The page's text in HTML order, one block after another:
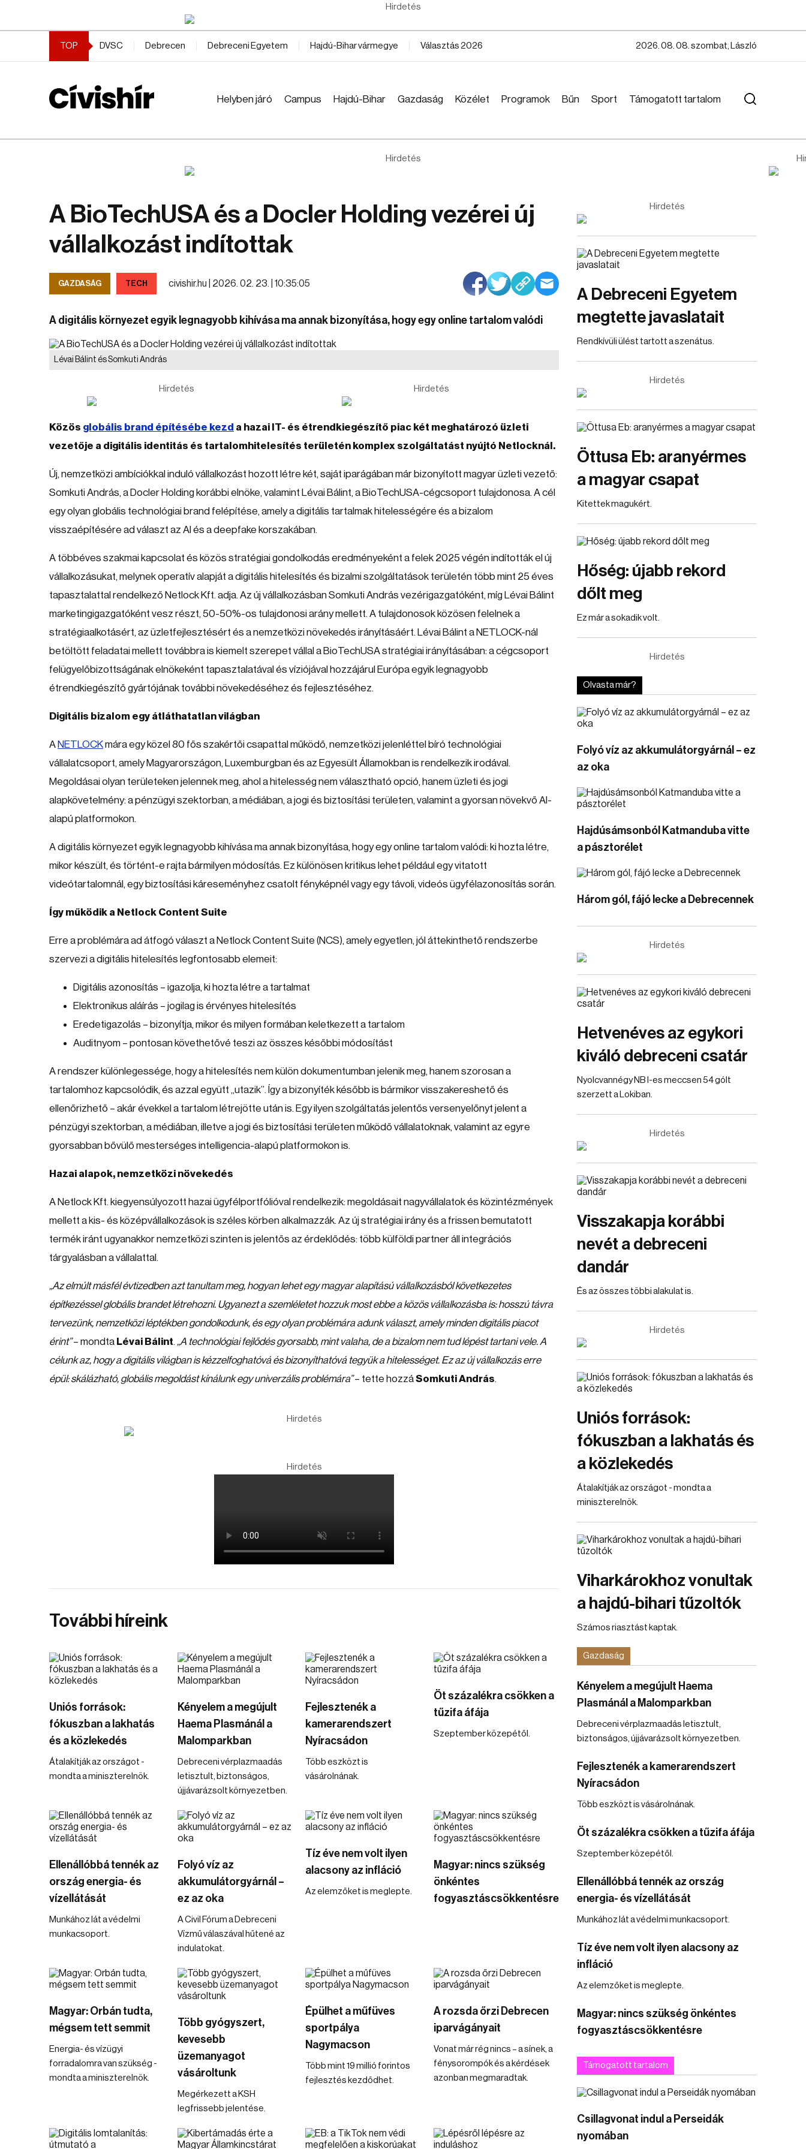
Hirdetés
TOP DVSC Debrecen Debreceni Egyetem Hajdú-Bihar vármegye Választás 2026 2026. 08. 08. szombat, László
Helyben járó Campus Hajdú-Bihar Gazdaság Közélet Programok Bűn Sport Támogatott tartalom
Hirdetés
A BioTechUSA és a Docler Holding vezérei új
vállalkozást indítottak
GAZDASÁG TECH civishir.hu | 2026. 02. 23. | 10:35:05
A digitális környezet egyik legnagyobb kihívása ma annak bizonyítása, hogy egy online tartalom valódi
Lévai Bálint és Somkuti András
Hirdetés Hirdetés
Közös globális brand építésébe kezd a hazai IT- és étrendkiegészítő piac két meghatározó üzleti
vezetője a digitális identitás és tartalomhitelesítés területén komplex szolgáltatást nyújtó Netlocknál.
Új, nemzetközi ambíciókkal induló vállalkozást hozott létre két, saját iparágában már bizonyított magyar üzleti vezető:
Somkuti András, a Docler Holding korábbi elnöke, valamint Lévai Bálint, a BioTechUSA-cégcsoport tulajdonosa. A cél
egy olyan globális technológiai brand felépítése, amely a digitális tartalmak hitelességére és a bizalom
visszaépítésére ad választ az AI és a deepfake korszakában.
A többéves szakmai kapcsolat és közös stratégiai gondolkodás eredményeként a felek 2025 végén indították el új
vállalkozásukat, melynek operatív alapját a digitális hitelesítés és bizalmi szolgáltatások területén több mint 25 éves
tapasztalattal rendelkező Netlock Kft. adja. Az új vállalkozásban Somkuti András vezérigazgatóként, míg Lévai Bálint
marketingigazgatóként vesz részt, 50-50%-os tulajdonosi arány mellett. A tulajdonosok közösen felelnek a
stratégiaalkotásért, az üzletfejlesztésért és a nemzetközi növekedés irányításáért. Lévai Bálint a NETLOCK-nál
betöltött feladatai mellett továbbra is kiemelt szerepet vállal a BioTechUSA stratégiai irányításában: a cégcsoport
felügyelőbizottságának elnökeként tapasztalatával és víziójával hozzájárul Európa egyik legnagyobb
étrendkiegészítő gyártójának további növekedéséhez és fejlesztéséhez.
Digitális bizalom egy átláthatatlan világban
A NETLOCKmára egy közel 80 fős szakértői csapattal működő, nemzetközi jelenléttel bíró technológiai
vállalatcsoport, amely Magyarországon, Luxemburgban és az Egyesült Államokban is rendelkezik irodával.
Megoldásai olyan területeken jelennek meg, ahol a hitelesség nem választható opció, hanem üzleti és jogi
alapkövetelmény: a pénzügyi szektorban, a médiában, a jogi és biztosítási területen, valamint a gyorsan növekvő AI-
alapú platformokon.
A digitális környezet egyik legnagyobb kihívása ma annak bizonyítása, hogy egy online tartalom valódi: ki hozta létre,
mikor készült, és történt-e rajta bármilyen módosítás. Ez különösen kritikus lehet például egy vitatott
videótartalomnál, egy biztosítási káreseményhez csatolt fényképnél vagy egy távoli, videós ügyfélazonosítás során.
Így működik a Netlock Content Suite
Erre a problémára ad átfogó választ a Netlock Content Suite (NCS), amely egyetlen, jól áttekinthető rendszerbe
szervezi a digitális hitelesítés legfontosabb elemeit:
Digitális azonosítás – igazolja, ki hozta létre a tartalmat
Elektronikus aláírás – jogilag is érvényes hitelesítés
Eredetigazolás – bizonyítja, mikor és milyen formában keletkezett a tartalom
Auditnyom – pontosan követhetővé teszi az összes későbbi módosítást
A rendszer különlegessége, hogy a hitelesítés nem külön dokumentumban jelenik meg, hanem szorosan a
tartalomhoz kapcsolódik, és azzal együtt „utazik”. Így a bizonyíték később is bármikor visszakereshető és
ellenőrizhető – akár évekkel a tartalom létrejötte után is. Egy ilyen szolgáltatás jelentős versenyelőnyt jelent a
pénzügyi szektorban, a médiában, illetve a jogi és biztosítási területen működő vállalatoknak, valamint az egyre
gyorsabban bővülő mesterséges intelligencia-alapú platformokon is.
Hazai alapok, nemzetközi növekedés
A Netlock Kft. kiegyensúlyozott hazai ügyfélportfólióval rendelkezik: megoldásait nagyvállalatok és közintézmények
mellett a kis- és középvállalkozások is széles körben alkalmazzák. Az új stratégiai irány és a frissen bemutatott
termék iránt ugyanakkor nemzetközi szinten is jelentős az érdeklődés: több külföldi partner áll integrációs
tárgyalásban a vállalattal.
„Az elmúlt másfél évtizedben azt tanultam meg, hogyan lehet egy magyar alapítású vállalkozásból következetes
építkezéssel globális brandet létrehozni. Ugyanezt a szemléletet hozzuk most ebbe a közös vállalkozásba is: hosszú távra
tervezünk, nemzetközi léptékben gondolkodunk, és egy olyan problémára adunk választ, amely minden digitális piacot
érint”– mondta Lévai Bálint. „A technológiai fejlődés gyorsabb, mint valaha, de a bizalom nem tud lépést tartani vele. A
célunk az, hogy a digitális világban is kézzelfoghatóvá és bizonyíthatóvá tegyük a hitelességet. Ez az új vállalkozás erre
épül: skálázható, globális megoldást kínálunk egy univerzális problémára”– tette hozzáSomkuti András.
Hirdetés
Hirdetés
További híreink
Uniós források:
fókuszban a lakhatás
és a közlekedés
Átalakítják az országot -
mondta a miniszterelnök.
Kényelem a megújult
Haema Plasmánál a
Malomparkban
Debreceni vérplazmaadás
letisztult, biztonságos,
újjávarázsolt környezetben.
Fejlesztenék a
kamerarendszert
Nyíracsádon
Több eszközt is
vásárolnának.
Öt százalékra csökken a
tűzifa áfája
Szeptember közepétől.
Ellenállóbbá tennék az
ország energia- és
vízellátását
Munkához lát a védelmi
munkacsoport.
Folyó víz az
akkumulátorgyárnál –
ez az oka
A Civil Fórum a Debreceni
Vízmű válaszával hűtené az
indulatokat.
Tíz éve nem volt ilyen
alacsony az infláció
Az elemzőket is meglepte.
Magyar: nincs szükség
önkéntes
fogyasztáscsökkentésre
Magyar: Orbán tudta,
mégsem tett semmit
Energia- és vízügyi
forradalomra van szükség -
mondta a miniszterelnök.
Több gyógyszert,
kevesebb
üzemanyagot
vásároltunk
Megérkezett a KSH
legfrissebb jelentése.
Épülhet a műfüves
sportpálya
Nagymacson
Több mint 19 millió forintos
fejlesztés kezdődhet.
A rozsda őrzi Debrecen
iparvágányait
Vonat már rég nincs – a sínek, a
fénysorompók és a kérdések
azonban megmaradtak.
Hirdetés
A Debreceni Egyetem
megtette javaslatait
Rendkívüli ülést tartott a szenátus.
Hirdetés
Öttusa Eb: aranyérmes
a magyar csapat
Kitettek magukért.
Hőség: újabb rekord
dőlt meg
Ez már a sokadik volt.
Hirdetés
Olvasta már?
Folyó víz az akkumulátorgyárnál – ez
az oka
Hajdúsámsonból Katmanduba vitte
a pásztorélet
Három gól, fájó lecke a Debrecennek
Hirdetés
Hetvenéves az egykori
kiváló debreceni csatár
Nyolcvannégy NB I-es meccsen 54 gólt
szerzett a Lokiban.
Hirdetés
Visszakapja korábbi
nevét a debreceni
dandár
És az összes többi alakulat is.
Hirdetés
Uniós források:
fókuszban a lakhatás és
a közlekedés
Átalakítják az országot - mondta a
miniszterelnök.
Viharkárokhoz vonultak
a hajdú-bihari tűzoltók
Számos riasztást kaptak.
Gazdaság
Kényelem a megújult Haema
Plasmánál a Malomparkban
Debreceni vérplazmaadás letisztult,
biztonságos, újjávarázsolt környezetben.
Fejlesztenék a kamerarendszert
Nyíracsádon
Több eszközt is vásárolnának.
Öt százalékra csökken a tűzifa áfája
Szeptember közepétől.
Ellenállóbbá tennék az ország
energia- és vízellátását
Munkához lát a védelmi munkacsoport.
Tíz éve nem volt ilyen alacsony az
infláció
Az elemzőket is meglepte.
Magyar: nincs szükség önkéntes
fogyasztáscsökkentésre
Támogatott tartalom
Csillagvonat indul a Perseidák
nyomában